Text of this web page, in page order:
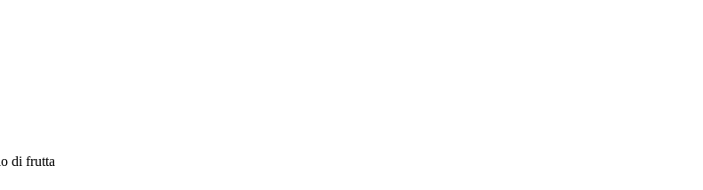
di frutta